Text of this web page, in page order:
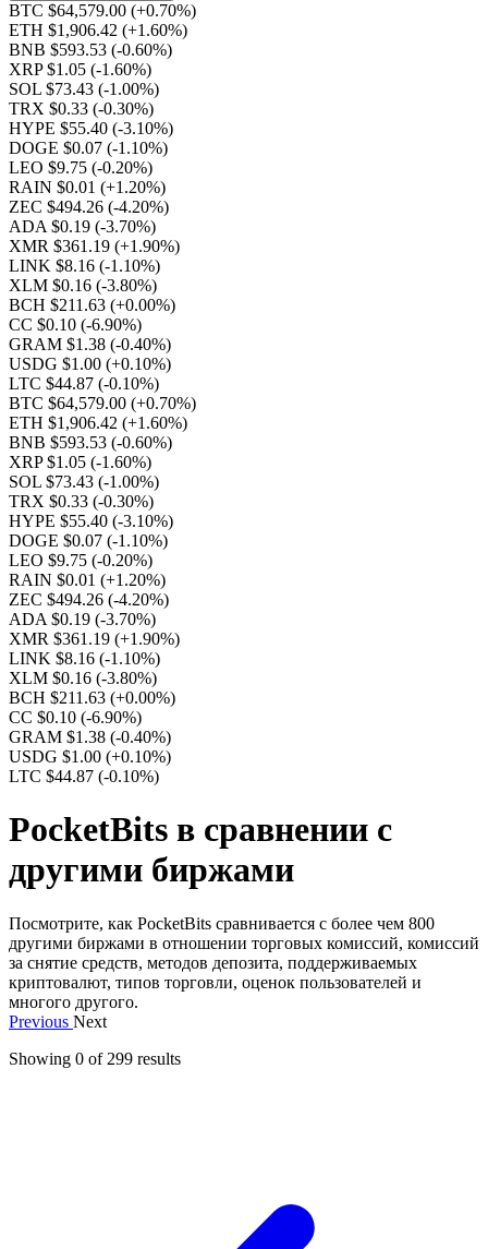
BTC $64,579.00 (+0.70%)
ETH $1,906.42 (+1.60%)
BNB $593.53 (-0.60%)
XRP $1.05 (-1.60%)
SOL $73.43 (-1.00%)
TRX $0.33 (-0.30%)
HYPE $55.40 (-3.10%)
DOGE $0.07 (-1.10%)
LEO $9.75 (-0.20%)
RAIN $0.01 (+1.20%)
ZEC $494.26 (-4.20%)
ADA $0.19 (-3.70%)
XMR $361.19 (+1.90%)
LINK $8.16 (-1.10%)
XLM $0.16 (-3.80%)
BCH $211.63 (+0.00%)
CC $0.10 (-6.90%)
GRAM $1.38 (-0.40%)
USDG $1.00 (+0.10%)
LTC $44.87 (-0.10%)
BTC $64,579.00 (+0.70%)
ETH $1,906.42 (+1.60%)
BNB $593.53 (-0.60%)
XRP $1.05 (-1.60%)
SOL $73.43 (-1.00%)
TRX $0.33 (-0.30%)
HYPE $55.40 (-3.10%)
DOGE $0.07 (-1.10%)
LEO $9.75 (-0.20%)
RAIN $0.01 (+1.20%)
ZEC $494.26 (-4.20%)
ADA $0.19 (-3.70%)
XMR $361.19 (+1.90%)
LINK $8.16 (-1.10%)
XLM $0.16 (-3.80%)
BCH $211.63 (+0.00%)
CC $0.10 (-6.90%)
GRAM $1.38 (-0.40%)
USDG $1.00 (+0.10%)
LTC $44.87 (-0.10%)
PocketBits в сравнении с
другими биржами
Посмотрите, как PocketBits сравнивается с более чем 800
другими биржами в отношении торговых комиссий, комиссий
за снятие средств, методов депозита, поддерживаемых
криптовалют, типов торговли, оценок пользователей и
многого другого.
Previous Next
Showing 0 of 299 results